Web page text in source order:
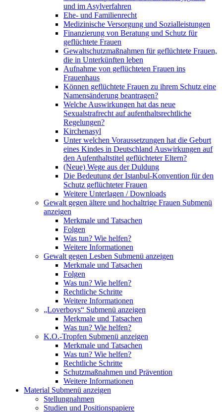
und im Asylverfahren
Ehe- und Familienrecht
Medizinische Versorgung und Sozialleistungen
Finanzierung von Beratung und Schutz für
geflüchtete Frauen
Gewaltschutzmaßnahmen für geflüchtete Frauen,
die in Unterkünften leben
Aufnahme von geflüchteten Frauen ins
Frauenhaus
Können geflüchtete Frauen zu ihrem Schutz eine
Namensänderung beantragen?
Welche Auswirkungen hat das neue
Sexualstrafrecht auf aufenthaltsrechtliche
Regelungen?
Kirchenasyl
Unter welchen Voraussetzungen hat die Geburt
eines Kindes in Deutschland Auswirkungen auf
den Aufenthaltstitel geflüchteter Eltern?
(Neue) Wege aus der Duldung
Die Bedeutung der Istanbul-Konvention für den
Schutz geflüchteter Frauen
Weitere Unterlagen / Downloads
Gewalt gegen ältere und hochaltrige Frauen Submenü
anzeigen
Merkmale und Tatsachen
Folgen
Was tun? Wie helfen?
Weitere Informationen
Gewalt gegen Lesben Submenü anzeigen
Merkmale und Tatsachen
Folgen
Was tun? Wie helfen?
Rechtliche Schritte
Weitere Informationen
„Loverboys“ Submenü anzeigen
Merkmale und Tatsachen
Was tun? Wie helfen?
K.O.-Tropfen Submenü anzeigen
Merkmale und Tatsachen
Was tun? Wie helfen?
Rechtliche Schritte
Schutzmaßnahmen und Prävention
Weitere Informationen
Material Submenü anzeigen
Stellungnahmen
Studien und Positionspapiere